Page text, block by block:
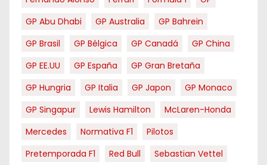
GP Abu Dhabi
GP Australia
GP Bahrein
GP Brasil
GP Bélgica GP Canadá
GP China
GP EE.UU
GP España
GP Gran Bretaña
GP Hungria
GP Italia GP Japon
GP Monaco
GP Singapur
Lewis Hamilton
McLaren-Honda
Mercedes
Normativa F1
Pilotos
Pretemporada F1
Red Bull
Sebastian Vettel